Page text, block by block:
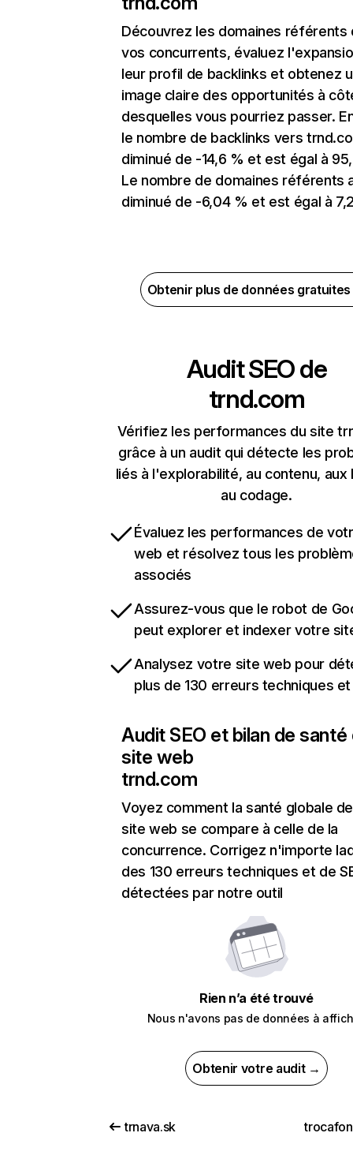
Découvrez les domaines référents
vos concurrents, évaluez
leur profil de backlinks et obtenez
image claire des opportunités à
desquelles vous pourriez passer.
le nombre de backlinks vers
diminué de -14,6 % et est égal à
Le nombre de domaines référents
diminué de -6,04 % et est égal à
Obtenir plus de données
Audit SEO de
trnd.com
Vérifiez les performances du site
grâce à un audit qui détecte les
liés à l'explorabilité, au contenu, aux
au codage.
Évaluez les performances de
web et résolvez tous les
associés
Assurez-vous que le robot de
peut explorer et indexer votre
Analysez votre site web pour
plus de 130 erreurs techniques et
Audit SEO et bilan de santé
site web
trnd.com
Voyez comment la santé globale
site web se compare à celle de la
concurrence. Corrigez n'importe
des 130 erreurs techniques et de
détectées par notre outil
Rien n’a été trouvé
Nous n'avons pas de données à
Obtenir votre audit →
trnava.sk